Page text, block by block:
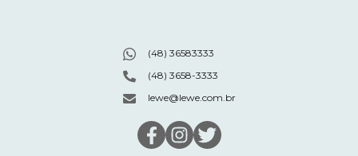
(48) 36583333
(48) 3658-3333
lewe@lewe.com.br